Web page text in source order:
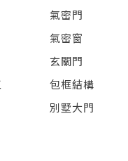
氣密門
氣密窗
玄關門
包框結構
別墅大門